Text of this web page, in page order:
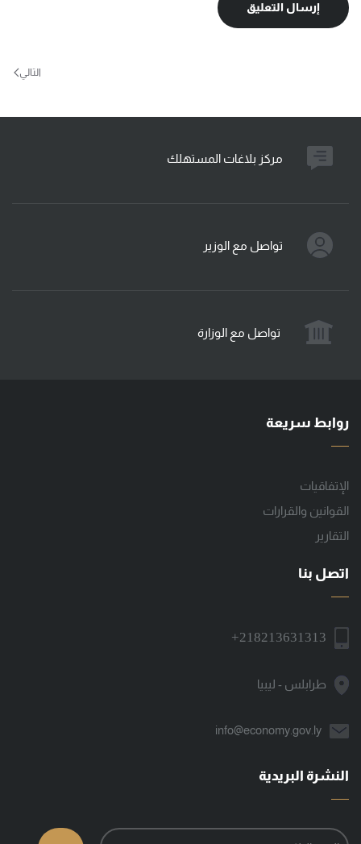
إرسال التعليق
التالي
مركز بلاغات المستهلك
تواصل مع الوزير
تواصل مع الوزارة
روابط سريعة
الإتفاقيات
القوانين والقرارات
التقارير
اتصل بنا
+218213631313
طرابلس - ليبيا
info@economy.gov.ly
النشرة البريدية